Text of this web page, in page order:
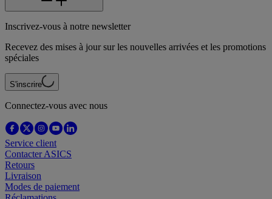
Inscrivez-vous à notre newsletter
Recevez des mises à jour sur les nouvelles arrivées et les promotions
spéciales
S'inscrire
Connectez-vous avec nous
Service client
Contacter ASICS
Retours
Livraison
Modes de paiement